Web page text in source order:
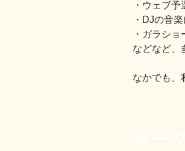
・ウェブ
・DJの音
・ガラシ
などなど、
なかでも、